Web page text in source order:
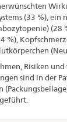
(33 %), ein
(28
%),
Risiken
sind in der